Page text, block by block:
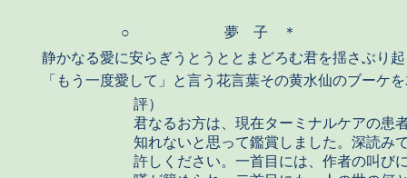
○
夢 子 ＊
静かなる愛に安らぎうとうととまどろむ君を揺さぶり
「もう一度愛して」と言う花言葉その黄水仙のブーケ
評）
君なるお方は、現在ターミナルケアの患
知れないと思って鑑賞しました。深読み
許しください。一首目には、作者の叫び